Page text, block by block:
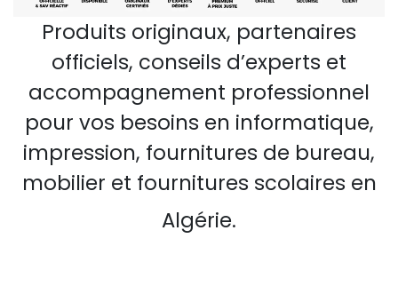
Produits originaux, partenaires
officiels, conseils d’experts et
accompagnement professionnel
pour vos besoins en informatique,
impression, fournitures de bureau,
mobilier et fournitures scolaires en
Algérie.